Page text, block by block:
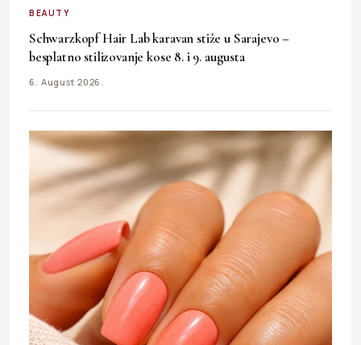
BEAUTY
Schwarzkopf Hair Lab karavan stiže u Sarajevo –
besplatno stilizovanje kose 8. i 9. augusta
6. August 2026.